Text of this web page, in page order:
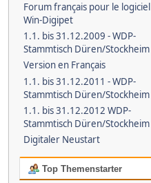
Forum français pour le logiciel
Win-Digipet
1.1. bis 31.12.2009 - WDP-
Stammtisch Düren/Stockheim
Version en Français
1.1. bis 31.12.2011 - WDP-
Stammtisch Düren/Stockheim
1.1. bis 31.12.2012 WDP-
Stammtisch Düren/Stockheim
Digitaler Neustart
Top Themenstarter